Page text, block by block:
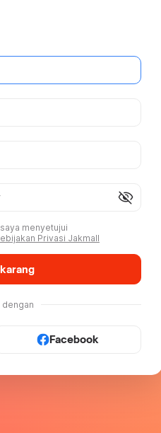
visibility_off
menyetujui
Privasi Jakmall
dengan
Facebook